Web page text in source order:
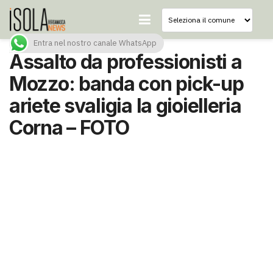
Assalto da professionisti a
Mozzo: banda con pick-up
ariete svaligia la gioielleria
Corna – FOTO
Entra nel nostro canale WhatsApp